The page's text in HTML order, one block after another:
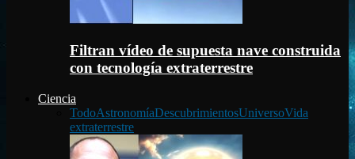
Filtran vídeo de supuesta nave construida
con tecnología extraterrestre
Ciencia
TodoAstronomíaDescubrimientosUniversoVida
extraterrestre